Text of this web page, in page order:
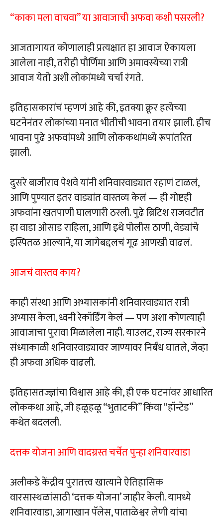
“काका मला वाचवा” या आवाजाची अफवा कशी पसरली?
आजतागायत कोणालाही प्रत्यक्षात हा आवाज ऐकायला
आलेला नाही, तरीही पौर्णिमा आणि अमावस्येच्या रात्री
आवाज येतो अशी लोकांमध्ये चर्चा रंगते.
इतिहासकारांचं म्हणणं आहे की, इतक्या क्रूर हत्येच्या
घटनेनंतर लोकांच्या मनात भीतीची भावना तयार झाली. हीच
भावना पुढे अफवांमध्ये आणि लोककथांमध्ये रूपांतरित
झाली.
दुसरे बाजीराव पेशवे यांनी शनिवारवाड्यात रहाणं टाळलं,
आणि पुण्यात इतर वाड्यांत वास्तव्य केलं — ही गोष्टही
अफवांना खतपाणी घालणारी ठरली. पुढे ब्रिटिश राजवटीत
हा वाडा ओसाड राहिला, आणि इथे पोलीस ठाणी, वेड्यांचे
इस्पितळ आल्याने, या जागेबद्दलचं गूढ आणखी वाढलं.
आजचं वास्तव काय?
काही संस्था आणि अभ्यासकांनी शनिवारवाड्यात रात्री
अभ्यास केला, ध्वनी रेकॉर्डिंग केलं — पण अशा कोणत्याही
आवाजाचा पुरावा मिळालेला नाही. याउलट, राज्य सरकारने
संध्याकाळी शनिवारवाड्यावर जाण्यावर निर्बंध घातले, जेव्हा
ही अफवा अधिक वाढली.
इतिहासतज्ज्ञांचा विश्वास आहे की, ही एक घटनांवर आधारित
लोककथा आहे, जी हळूहळू “भुताटकी” किंवा “हॉन्टेड”
कथेत बदलली.
दत्तक योजना आणि वादग्रस्त चर्चेत पुन्हा शनिवारवाडा
अलीकडे केंद्रीय पुरातत्त्व खात्याने ऐतिहासिक
वारसास्थळांसाठी ‘दत्तक योजना’ जाहीर केली. यामध्ये
शनिवारवाडा, आगाखान पॅलेस, पाताळेश्वर लेणी यांचा